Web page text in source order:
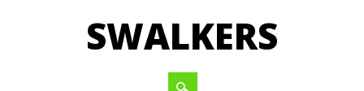
SWALKERS